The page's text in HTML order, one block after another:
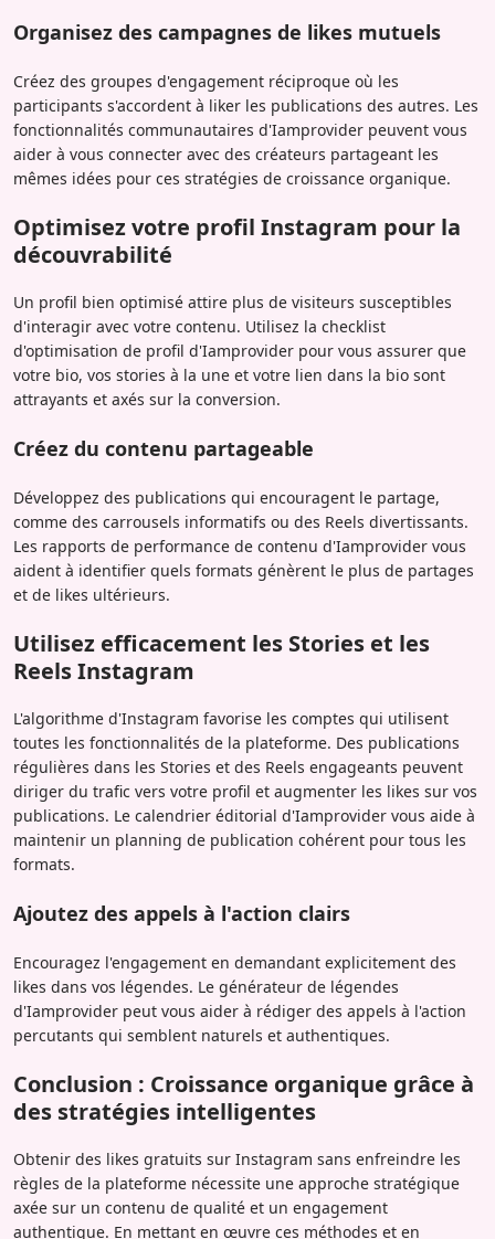
Organisez des campagnes de likes mutuels
Créez des groupes d'engagement réciproque où les
participants s'accordent à liker les publications des autres. Les
fonctionnalités communautaires d'Iamprovider peuvent vous
aider à vous connecter avec des créateurs partageant les
mêmes idées pour ces stratégies de croissance organique.
Optimisez votre profil Instagram pour la
découvrabilité
Un profil bien optimisé attire plus de visiteurs susceptibles
d'interagir avec votre contenu. Utilisez la checklist
d'optimisation de profil d'Iamprovider pour vous assurer que
votre bio, vos stories à la une et votre lien dans la bio sont
attrayants et axés sur la conversion.
Créez du contenu partageable
Développez des publications qui encouragent le partage,
comme des carrousels informatifs ou des Reels divertissants.
Les rapports de performance de contenu d'Iamprovider vous
aident à identifier quels formats génèrent le plus de partages
et de likes ultérieurs.
Utilisez efficacement les Stories et les
Reels Instagram
L'algorithme d'Instagram favorise les comptes qui utilisent
toutes les fonctionnalités de la plateforme. Des publications
régulières dans les Stories et des Reels engageants peuvent
diriger du trafic vers votre profil et augmenter les likes sur vos
publications. Le calendrier éditorial d'Iamprovider vous aide à
maintenir un planning de publication cohérent pour tous les
formats.
Ajoutez des appels à l'action clairs
Encouragez l'engagement en demandant explicitement des
likes dans vos légendes. Le générateur de légendes
d'Iamprovider peut vous aider à rédiger des appels à l'action
percutants qui semblent naturels et authentiques.
Conclusion : Croissance organique grâce à
des stratégies intelligentes
Obtenir des likes gratuits sur Instagram sans enfreindre les
règles de la plateforme nécessite une approche stratégique
axée sur un contenu de qualité et un engagement
authentique. En mettant en œuvre ces méthodes et en